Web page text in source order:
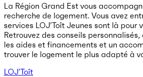
La Région Grand Est vous
recherche de logement. Vous avez
services LOJ’Toît Jeunes sont là pour
Retrouvez des conseils
les aides et financements et un
trouver le logement le plus adapté à
LOJ’Toît